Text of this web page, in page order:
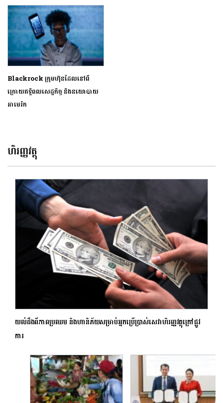
Blackrock ក្រុមហ៊ុនដែលនៅពី
ក្រោយឥទ្ធិពលសេដ្ឋកិច្ច និងនយោបាយ
អាមេរិក
ហិរញ្ញវត្ថុ
យល់ដឹងពីភាពប្រឈម និងហានិភ័យសម្រាប់អ្នកប្រើប្រាស់សេវាហិរញ្ញវត្ថុក្រៅផ្លូវ
ការ